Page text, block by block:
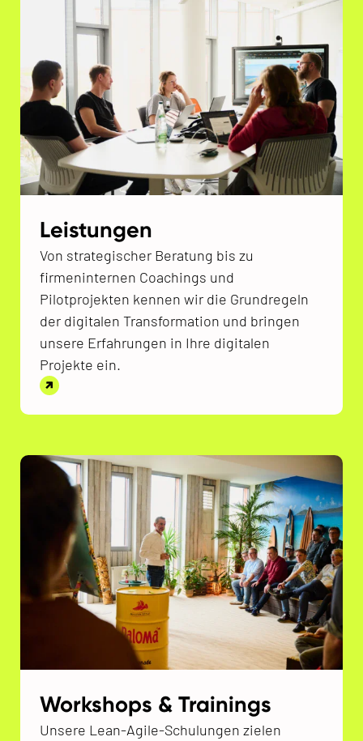
Leistungen
Von strategischer Beratung bis zu
firmeninternen Coachings und
Pilotprojekten kennen wir die Grundregeln
der digitalen Transformation und bringen
unsere Erfahrungen in Ihre digitalen
Projekte ein.
Workshops & Trainings
Unsere Lean-Agile-Schulungen zielen